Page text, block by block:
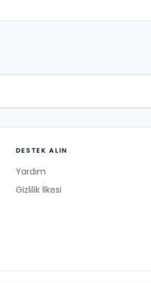
DESTEK ALIN
Yardım
Gizlilik İlkesi